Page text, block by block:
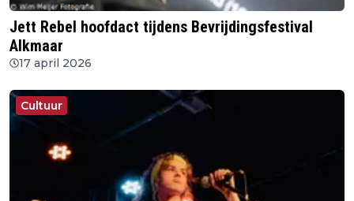
Jett Rebel hoofdact tijdens Bevrijdingsfestival
Alkmaar
17 april 2026
Cultuur